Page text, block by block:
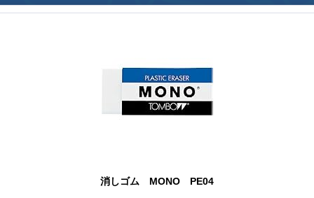
消しゴム MONO PE04